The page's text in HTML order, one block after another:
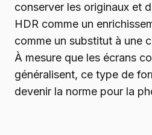
conserver les originaux et
HDR comme un
comme un substitut à une
À mesure que les écrans
généralisent, ce type de
devenir la norme pour la